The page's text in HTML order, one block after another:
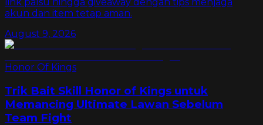
akun dan item tetap aman.
August 9, 2026
Honor Of Kings
Trik Bait Skill Honor of Kings untuk
Memancing Ultimate Lawan Sebelum
Team Fight